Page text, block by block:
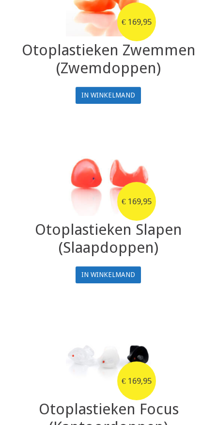
€ 169,95
Otoplastieken Zwemmen
(Zwemdoppen)
IN WINKELMAND
€ 169,95
Otoplastieken Slapen
(Slaapdoppen)
IN WINKELMAND
€ 169,95
Otoplastieken Focus